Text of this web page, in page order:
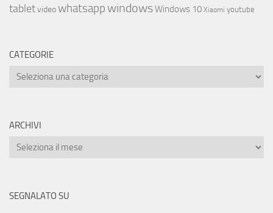
tabletvideowhatsappwindowsWindows 10 Xiaomi youtube
CATEGORIE
ARCHIVI
SEGNALATO SU